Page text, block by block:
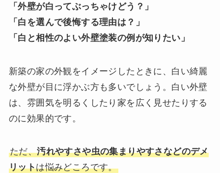
「外壁が白ってぶっちゃけどう？」
「白を選んで後悔する理由は？」
「白と相性のよい外壁塗装の例が知りたい」
新築の家の外観をイメージしたときに、白い綺麗
な外壁が目に浮かぶ方も多いでしょう。白い外壁
は、雰囲気を明るくしたり家を広く見せたりする
のに効果的です。
ただ、汚れやすさや虫の集まりやすさなどのデメ
リットは悩みどころです。